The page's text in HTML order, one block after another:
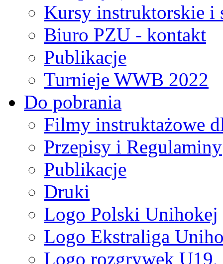
Kursy instruktorskie i
Biuro PZU - kontakt
Publikacje
Turnieje WWB 2022
Do pobrania
Filmy instruktażowe
Przepisy i Regulaminy
Publikacje
Druki
Logo Polski Unihokej
Logo Ekstraliga
Logo rozgrywek